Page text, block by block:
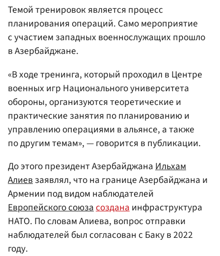
Темой тренировок является процесс
планирования операций. Само мероприятие
с участием западных военнослужащих прошло
в Азербайджане.
«В ходе тренинга, который проходил в Центре
военных игр Национального университета
обороны, организуются теоретические и
практические занятия по планированию и
управлению операциями в альянсе, а также
по другим темам», — говорится в публикации.
До этого президент АзербайджанаИльхам
Алиевзаявлял, что на границе Азербайджана и
Армении под видом наблюдателей
Европейского союзасозданаинфраструктура
НАТО. По словам Алиева, вопрос отправки
наблюдателей был согласован с Баку в 2022
году.